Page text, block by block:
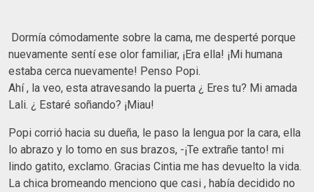
Dormía cómodamente sobre la cama, me desperté porque
nuevamente sentí ese olor familiar, ¡Era ella! ¡Mi humana
estaba cerca nuevamente! Penso Popi.
Ahí , la veo, esta atravesando la puerta ¿ Eres tu? Mi amada
Lali. ¿ Estaré soñando? ¡Miau!
Popi corrió hacia su dueña, le paso la lengua por la cara, ella
lo abrazo y lo tomo en sus brazos, -¡Te extrañe tanto! mi
lindo gatito, exclamo. Gracias Cintia me has devuelto la vida.
La chica bromeando menciono que casi , había decidido no